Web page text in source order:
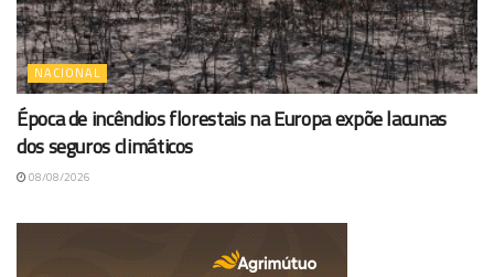
NACIONAL
Época de incêndios florestais na Europa expõe lacunas
dos seguros climáticos
08/08/2026